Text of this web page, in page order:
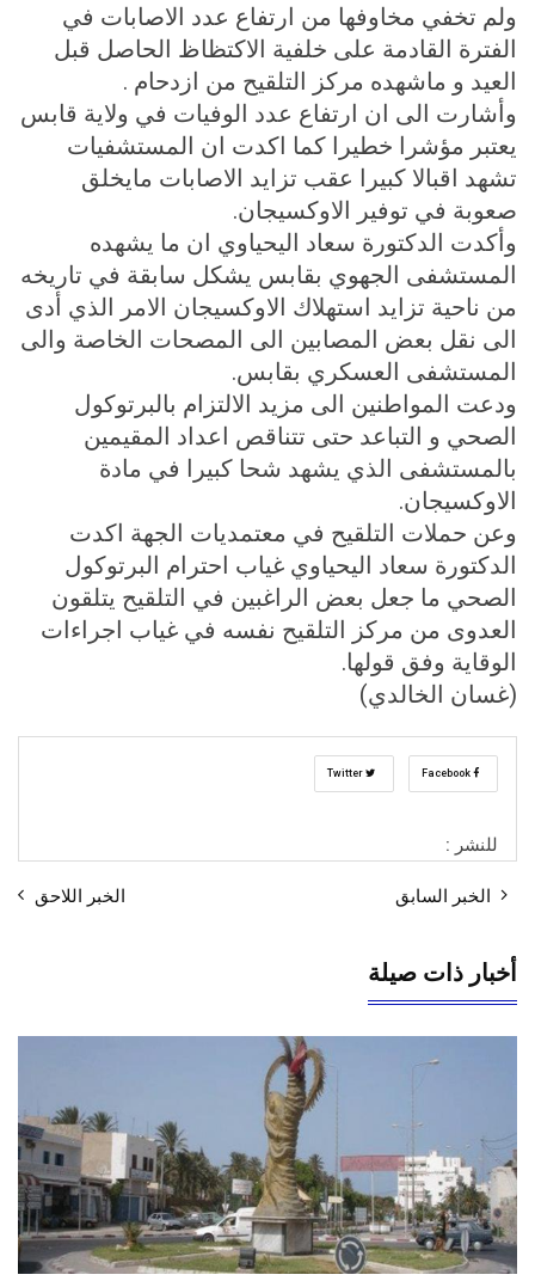
ولم تخفي مخاوفها من ارتفاع عدد الاصابات في
الفترة القادمة على خلفية الاكتظاظ الحاصل قبل
العيد و ماشهده مركز التلقيح من ازدحام .
وأشارت الى ان ارتفاع عدد الوفيات في ولاية قابس
يعتبر مؤشرا خطيرا كما اكدت ان المستشفيات
تشهد اقبالا كبيرا عقب تزايد الاصابات مايخلق
صعوبة في توفير الاوكسيجان.
وأكدت الدكتورة سعاد اليحياوي ان ما يشهده
المستشفى الجهوي بقابس يشكل سابقة في تاريخه
من ناحية تزايد استهلاك الاوكسيجان الامر الذي أدى
الى نقل بعض المصابين الى المصحات الخاصة والى
المستشفى العسكري بقابس.
ودعت المواطنين الى مزيد الالتزام بالبرتوكول
الصحي و التباعد حتى تتناقص اعداد المقيمين
بالمستشفى الذي يشهد شحا كبيرا في مادة
الاوكسيجان.
وعن حملات التلقيح في معتمديات الجهة اكدت
الدكتورة سعاد اليحياوي غياب احترام البرتوكول
الصحي ما جعل بعض الراغبين في التلقيح يتلقون
العدوى من مركز التلقيح نفسه في غياب اجراءات
الوقاية وفق قولها.
(غسان الخالدي)
للنشر :
الخبر السابق الخبر اللاحق
أخبار ذات صيلة